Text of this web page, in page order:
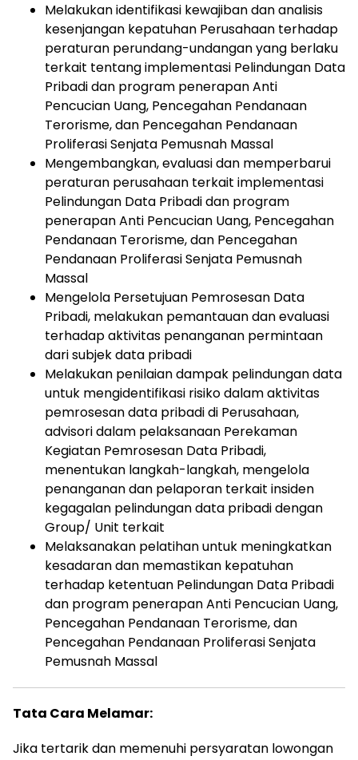
Melakukan identifikasi kewajiban dan analisis
kesenjangan kepatuhan Perusahaan terhadap
peraturan perundang-undangan yang berlaku
terkait tentang implementasi Pelindungan Data
Pribadi dan program penerapan Anti
Pencucian Uang, Pencegahan Pendanaan
Terorisme, dan Pencegahan Pendanaan
Proliferasi Senjata Pemusnah Massal
Mengembangkan, evaluasi dan memperbarui
peraturan perusahaan terkait implementasi
Pelindungan Data Pribadi dan program
penerapan Anti Pencucian Uang, Pencegahan
Pendanaan Terorisme, dan Pencegahan
Pendanaan Proliferasi Senjata Pemusnah
Massal
Mengelola Persetujuan Pemrosesan Data
Pribadi, melakukan pemantauan dan evaluasi
terhadap aktivitas penanganan permintaan
dari subjek data pribadi
Melakukan penilaian dampak pelindungan data
untuk mengidentifikasi risiko dalam aktivitas
pemrosesan data pribadi di Perusahaan,
advisori dalam pelaksanaan Perekaman
Kegiatan Pemrosesan Data Pribadi,
menentukan langkah-langkah, mengelola
penanganan dan pelaporan terkait insiden
kegagalan pelindungan data pribadi dengan
Group/ Unit terkait
Melaksanakan pelatihan untuk meningkatkan
kesadaran dan memastikan kepatuhan
terhadap ketentuan Pelindungan Data Pribadi
dan program penerapan Anti Pencucian Uang,
Pencegahan Pendanaan Terorisme, dan
Pencegahan Pendanaan Proliferasi Senjata
Pemusnah Massal
Tata Cara Melamar:
Jika tertarik dan memenuhi persyaratan lowongan